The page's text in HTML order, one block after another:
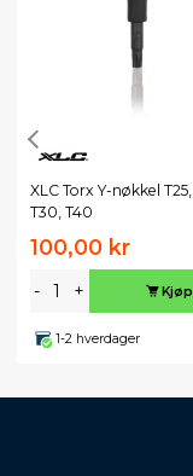
XLC Torx Y-nøkkel T25,
T30, T40
100,00 kr
- + Kjøp
1-2 hverdager